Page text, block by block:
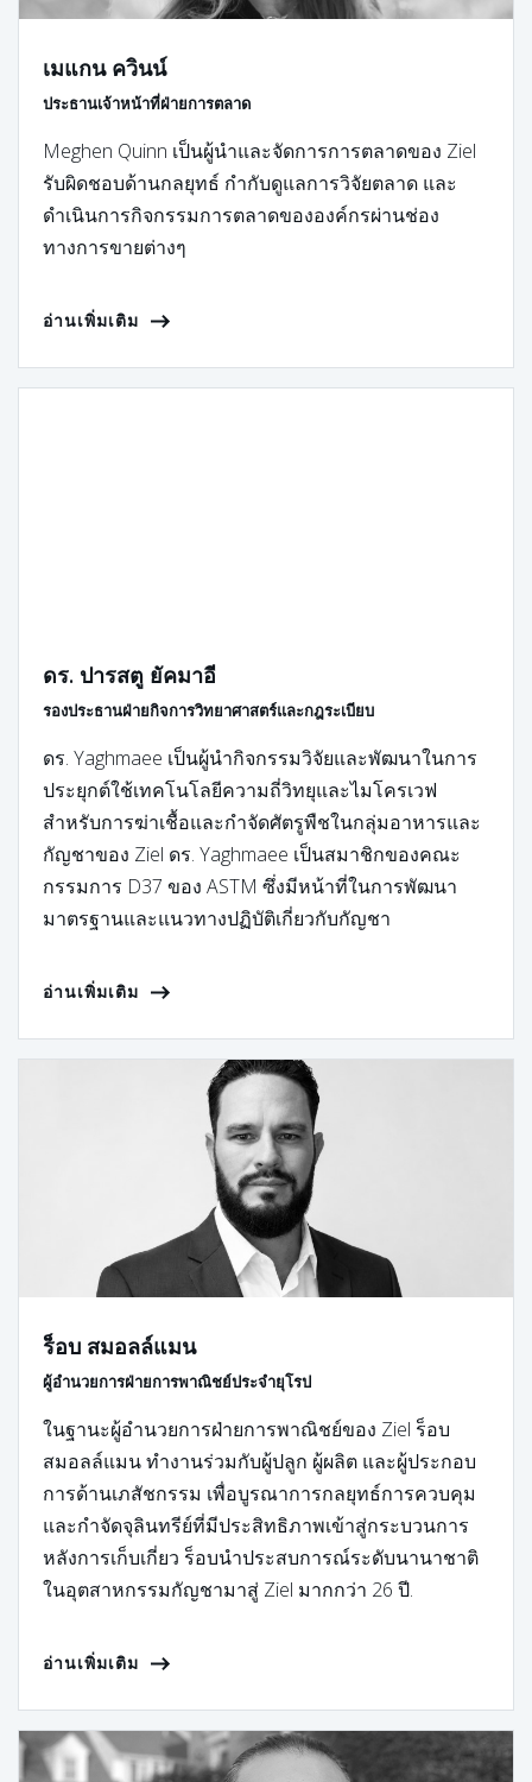
เมแกน ควินน์
ประธานเจ้าหน้าที่ฝ่ายการตลาด
Meghen Quinn เป็นผู้นำและจัดการการตลาดของ Ziel
รับผิดชอบด้านกลยุทธ์ กำกับดูแลการวิจัยตลาด และ
ดำเนินการกิจกรรมการตลาดขององค์กรผ่านช่อง
ทางการขายต่างๆ
อ่านเพิ่มเติม
ดร. ปารสตู ยัคมาอี
รองประธานฝ่ายกิจการวิทยาศาสตร์และกฎระเบียบ
ดร. Yaghmaee เป็นผู้นำกิจกรรมวิจัยและพัฒนาในการ
ประยุกต์ใช้เทคโนโลยีความถี่วิทยุและไมโครเวฟ
สำหรับการฆ่าเชื้อและกำจัดศัตรูพืชในกลุ่มอาหารและ
กัญชาของ Ziel ดร. Yaghmaee เป็นสมาชิกของคณะ
กรรมการ D37 ของ ASTM ซึ่งมีหน้าที่ในการพัฒนา
มาตรฐานและแนวทางปฏิบัติเกี่ยวกับกัญชา
อ่านเพิ่มเติม
ร็อบ สมอลล์แมน
ผู้อำนวยการฝ่ายการพาณิชย์ประจำยุโรป
ในฐานะผู้อำนวยการฝ่ายการพาณิชย์ของ Ziel ร็อบ
สมอลล์แมน ทำงานร่วมกับผู้ปลูก ผู้ผลิต และผู้ประกอบ
การด้านเภสัชกรรม เพื่อบูรณาการกลยุทธ์การควบคุม
และกำจัดจุลินทรีย์ที่มีประสิทธิภาพเข้าสู่กระบวนการ
หลังการเก็บเกี่ยว ร็อบนำประสบการณ์ระดับนานาชาติ
ในอุตสาหกรรมกัญชามาสู่ Ziel มากกว่า 26 ปี.
อ่านเพิ่มเติม